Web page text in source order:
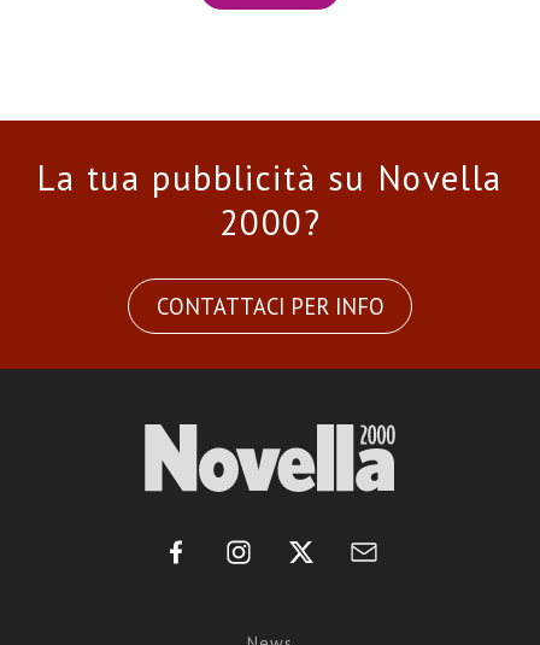
La tua pubblicità su Novella
2000?
CONTATTACI PER INFO